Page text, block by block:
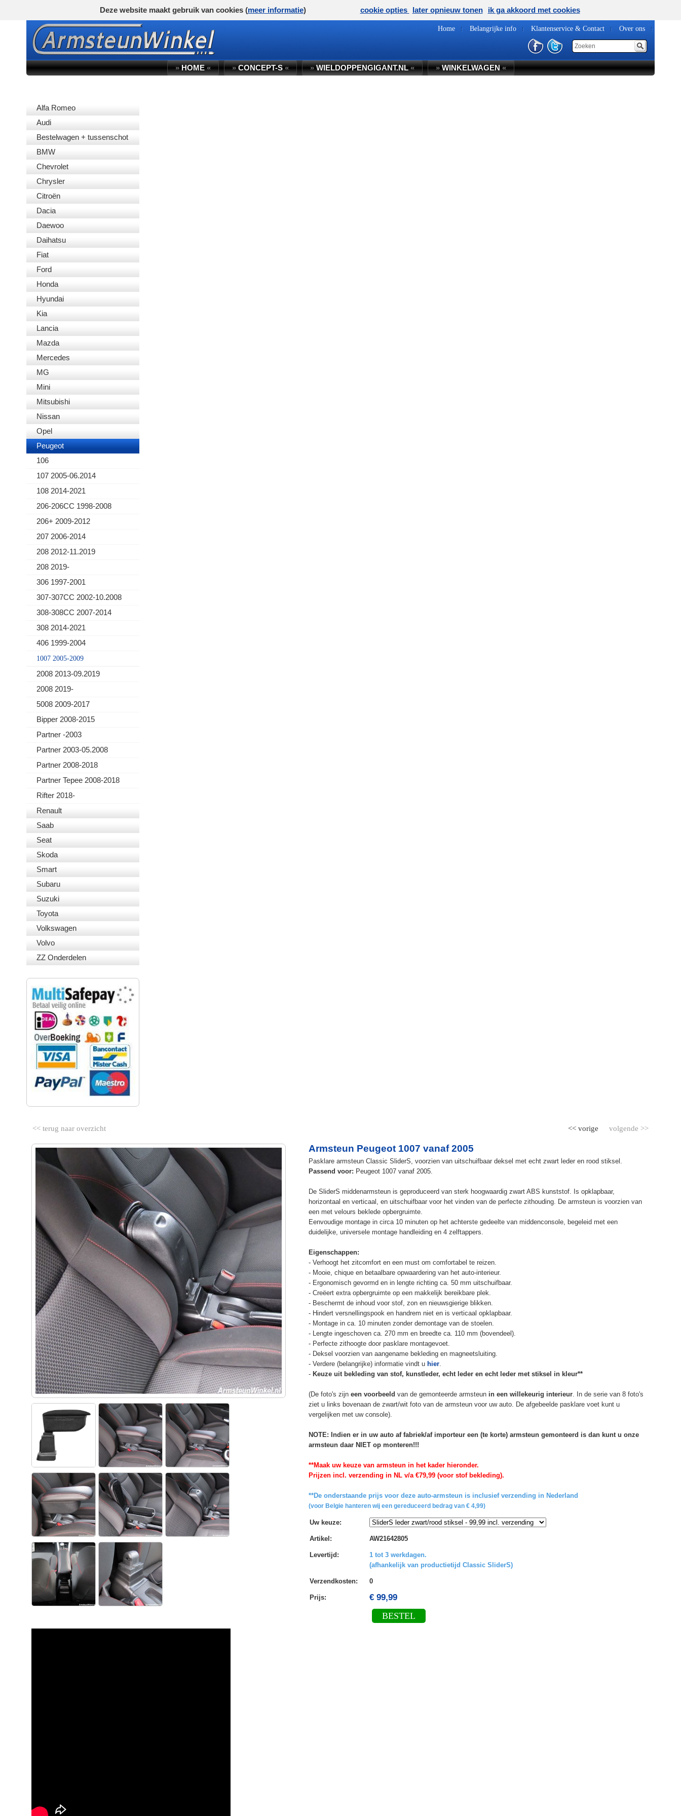
Home Belangrijke info Klantenservice & Contact Over ons
»HOME« »CONCEPT-S« »WIELDOPPENGIGANT.NL« »WINKELWAGEN«
Alfa Romeo
Audi
Bestelwagen + tussenschot
BMW
Chevrolet
Chrysler
Citroën
Dacia
Daewoo
Daihatsu
Fiat
Ford
Honda
Hyundai
Kia
Lancia
Mazda
Mercedes
MG
Mini
Mitsubishi
Nissan
Opel
Peugeot
106
107 2005-06.2014
108 2014-2021
206-206CC 1998-2008
206+ 2009-2012
207 2006-2014
208 2012-11.2019
208 2019-
306 1997-2001
307-307CC 2002-10.2008
308-308CC 2007-2014
308 2014-2021
406 1999-2004
1007 2005-2009
2008 2013-09.2019
2008 2019-
5008 2009-2017
Bipper 2008-2015
Partner -2003
Partner 2003-05.2008
Partner 2008-2018
Partner Tepee 2008-2018
Rifter 2018-
Renault
Saab
Seat
Skoda
Smart
Subaru
Suzuki
Toyota
Volkswagen
Volvo
ZZ Onderdelen
<< terug naar overzicht volgende >>
<< vorige
Armsteun Peugeot 1007 vanaf 2005
Pasklare armsteun Classic SliderS, voorzien van uitschuifbaar deksel met echt zwart leder en rood stiksel.
Passend voor: Peugeot 1007 vanaf 2005.
De SliderS middenarmsteun is geproduceerd van sterk hoogwaardig zwart ABS kunststof. Is opklapbaar,
horizontaal en verticaal, en uitschuifbaar voor het vinden van de perfecte zithouding. De armsteun is voorzien van
een met velours beklede opbergruimte.
Eenvoudige montage in circa 10 minuten op het achterste gedeelte van middenconsole, begeleid met een
duidelijke, universele montage handleiding en 4 zelftappers.
Eigenschappen:
- Verhoogt het zitcomfort en een must om comfortabel te reizen.
- Mooie, chique en betaalbare opwaardering van het auto-interieur.
- Ergonomisch gevormd en in lengte richting ca. 50 mm uitschuifbaar.
- Creëert extra opbergruimte op een makkelijk bereikbare plek.
- Beschermt de inhoud voor stof, zon en nieuwsgierige blikken.
- Hindert versnellingspook en handrem niet en is verticaal opklapbaar.
- Montage in ca. 10 minuten zonder demontage van de stoelen.
- Lengte ingeschoven ca. 270 mm en breedte ca. 110 mm (bovendeel).
- Perfecte zithoogte door pasklare montagevoet.
- Deksel voorzien van aangename bekleding en magneetsluiting.
- Verdere (belangrijke) informatie vindt u hier.
- Keuze uit bekleding van stof, kunstleder, echt leder en echt leder met stiksel in kleur**
(De foto's zijn een voorbeeld van de gemonteerde armsteun in een willekeurig interieur. In de serie van 8 foto's
ziet u links bovenaan de zwart/wit foto van de armsteun voor uw auto. De afgebeelde pasklare voet kunt u
vergelijken met uw console).
NOTE: Indien er in uw auto af fabriek/af importeur een (te korte) armsteun gemonteerd is dan kunt u onze
armsteun daar NIET op monteren!!!
**Maak uw keuze van armsteun in het kader hieronder.
Prijzen incl. verzending in NL v/a €79,99 (voor stof bekleding).
**De onderstaande prijs voor deze auto-armsteun is inclusief verzending in Nederland
(voor Belgie hanteren wij een gereduceerd bedrag van € 4,99)
Uw keuze:
Artikel : AW21642805
Levertijd :
1 tot 3 werkdagen.
(afhankelijk van productietijd Classic SliderS)
Verzendkosten: 0
Prijs: € 99,99
BESTEL
Deze website maakt gebruik van cookies (meer informatie) cookie opties later opnieuw tonen ik ga akkoord met cookies